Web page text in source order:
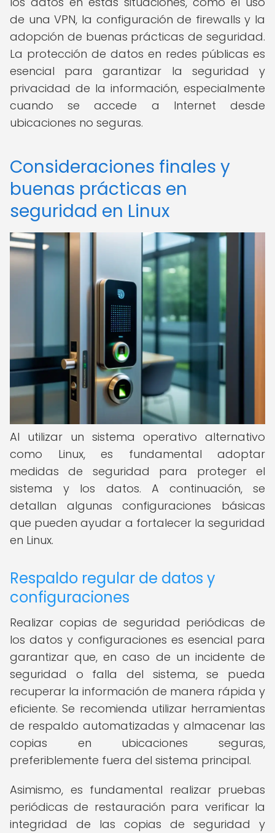
de una VPN, la configuración de firewalls y la
adopción de buenas prácticas de seguridad.
La protección de datos en redes públicas es
esencial para garantizar la seguridad y
privacidad de la información, especialmente
cuando se accede a Internet desde
ubicaciones no seguras.
Consideraciones finales y
buenas prácticas en
seguridad en Linux
Al utilizar un sistema operativo alternativo
como Linux, es fundamental adoptar
medidas de seguridad para proteger el
sistema y los datos. A continuación, se
detallan algunas configuraciones básicas
que pueden ayudar a fortalecer la seguridad
en Linux.
Respaldo regular de datos y
configuraciones
Realizar copias de seguridad periódicas de
los datos y configuraciones es esencial para
garantizar que, en caso de un incidente de
seguridad o falla del sistema, se pueda
recuperar la información de manera rápida y
eficiente. Se recomienda utilizar herramientas
de respaldo automatizadas y almacenar las
copias en ubicaciones seguras,
preferiblemente fuera del sistema principal.
Asimismo, es fundamental realizar pruebas
periódicas de restauración para verificar la
integridad de las copias de seguridad y